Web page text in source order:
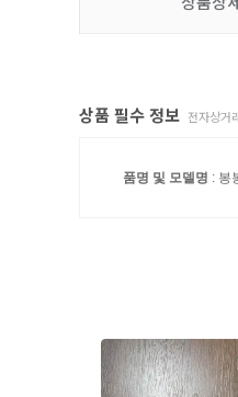
상품 필수 정보 전자상거
품명 및 모델명 : 봉